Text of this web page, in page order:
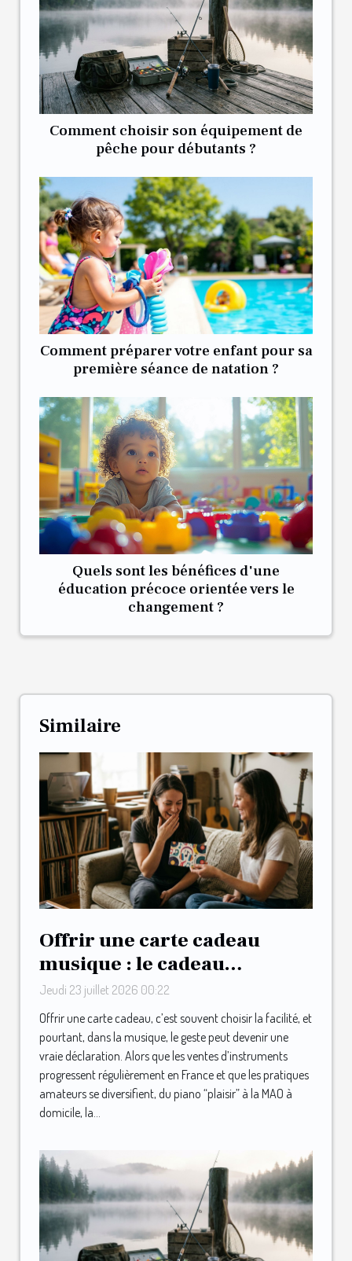
Comment choisir son équipement de
pêche pour débutants ?
Comment préparer votre enfant pour sa
première séance de natation ?
Quels sont les bénéfices d'une
éducation précoce orientée vers le
changement ?
Similaire
Offrir une carte cadeau
musique : le cadeau
inattendu qui surprend les
mélomanes
Jeudi 23 juillet 2026 00:22
Offrir une carte cadeau, c’est souvent choisir la facilité, et
pourtant, dans la musique, le geste peut devenir une
vraie déclaration. Alors que les ventes d’instruments
progressent régulièrement en France et que les pratiques
amateurs se diversifient, du piano “plaisir” à la MAO à
domicile, la...